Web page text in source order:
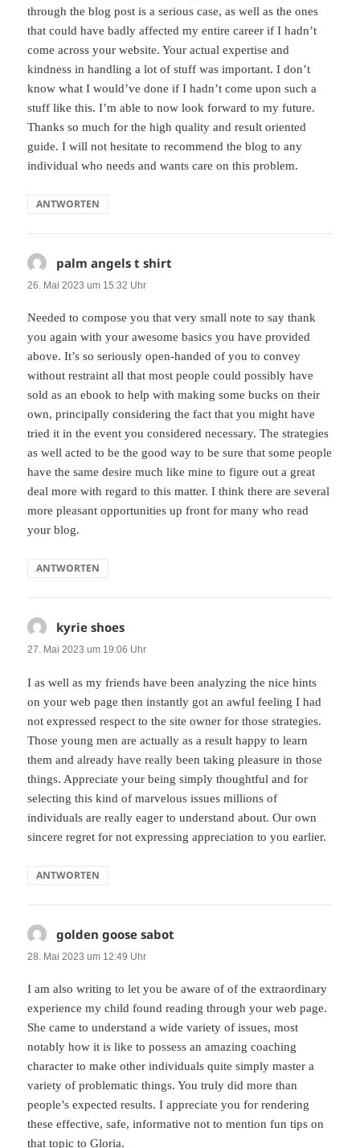
through the blog post is a serious case, as well as the ones
that could have badly affected my entire career if I hadn’t
come across your website. Your actual expertise and
kindness in handling a lot of stuff was important. I don’t
know what I would’ve done if I hadn’t come upon such a
stuff like this. I’m able to now look forward to my future.
Thanks so much for the high quality and result oriented
guide. I will not hesitate to recommend the blog to any
individual who needs and wants care on this problem.
ANTWORTEN
palm angels t shirt
26. Mai 2023 um 15:32 Uhr
Needed to compose you that very small note to say thank
you again with your awesome basics you have provided
above. It’s so seriously open-handed of you to convey
without restraint all that most people could possibly have
sold as an ebook to help with making some bucks on their
own, principally considering the fact that you might have
tried it in the event you considered necessary. The strategies
as well acted to be the good way to be sure that some people
have the same desire much like mine to figure out a great
deal more with regard to this matter. I think there are several
more pleasant opportunities up front for many who read
your blog.
ANTWORTEN
kyrie shoes
27. Mai 2023 um 19:06 Uhr
I as well as my friends have been analyzing the nice hints
on your web page then instantly got an awful feeling I had
not expressed respect to the site owner for those strategies.
Those young men are actually as a result happy to learn
them and already have really been taking pleasure in those
things. Appreciate your being simply thoughtful and for
selecting this kind of marvelous issues millions of
individuals are really eager to understand about. Our own
sincere regret for not expressing appreciation to you earlier.
ANTWORTEN
golden goose sabot
28. Mai 2023 um 12:49 Uhr
I am also writing to let you be aware of of the extraordinary
experience my child found reading through your web page.
She came to understand a wide variety of issues, most
notably how it is like to possess an amazing coaching
character to make other individuals quite simply master a
variety of problematic things. You truly did more than
people’s expected results. I appreciate you for rendering
these effective, safe, informative not to mention fun tips on
that topic to Gloria.